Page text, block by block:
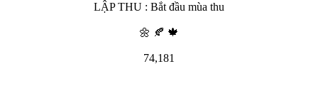
LẬP THU : Bắt đầu mùa thu
🌼 🍂 🍁
74,181